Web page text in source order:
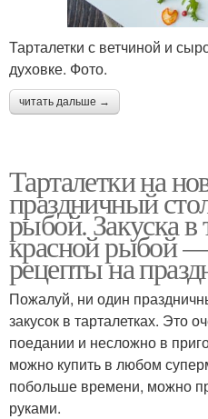
Тарталетки с ветчиной и
духовке. Фото.
читать дальше →
Тарталетки на
праздничный
рыбой. Закуска в
красной рыбой
рецепты на
Пожалуй, ни один
закусок в тарталетках. Это
поедании и несложно в
можно купить в любом
побольше времени, можно
руками.